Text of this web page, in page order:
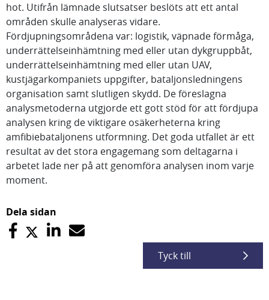
hot. Utifrån lämnade slutsatser beslöts att ett antal
områden skulle analyseras vidare.
Fördjupningsområdena var: logistik, väpnade förmåga,
underrättelseinhämtning med eller utan dykgruppbåt,
underrättelseinhämtning med eller utan UAV,
kustjägarkompaniets uppgifter, bataljonsledningens
organisation samt slutligen skydd. De föreslagna
analysmetoderna utgjorde ett gott stöd för att fördjupa
analysen kring de viktigare osäkerheterna kring
amfibiebataljonens utformning. Det goda utfallet är ett
resultat av det stora engagemang som deltagarna i
arbetet lade ner på att genomföra analysen inom varje
moment.
Dela sidan
Tyck till